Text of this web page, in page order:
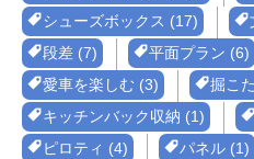
シューズボックス (17)
段差 (7)
平面プラン (6)
愛車を楽しむ (3)
掘こ
キッチンバック収納 (1)
ピロティ (4)
パネル (1)